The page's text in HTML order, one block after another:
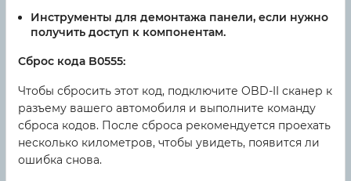
Инструменты для демонтажа панели, если нужно
получить доступ к компонентам.
Сброс кода B0555:
Чтобы сбросить этот код, подключите OBD-II сканер к
разъему вашего автомобиля и выполните команду
сброса кодов. После сброса рекомендуется проехать
несколько километров, чтобы увидеть, появится ли
ошибка снова.